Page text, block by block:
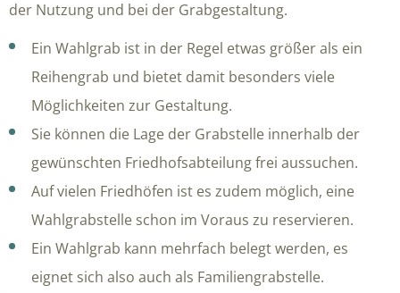
der Nutzung und bei der Grabgestaltung.
Ein Wahlgrab ist in der Regel etwas größer als ein
Reihengrab und bietet damit besonders viele
Möglichkeiten zur Gestaltung.
Sie können die Lage der Grabstelle innerhalb der
gewünschten Friedhofsabteilung frei aussuchen.
Auf vielen Friedhöfen ist es zudem möglich, eine
Wahlgrabstelle schon im Voraus zu reservieren.
Ein Wahlgrab kann mehrfach belegt werden, es
eignet sich also auch als Familiengrabstelle.